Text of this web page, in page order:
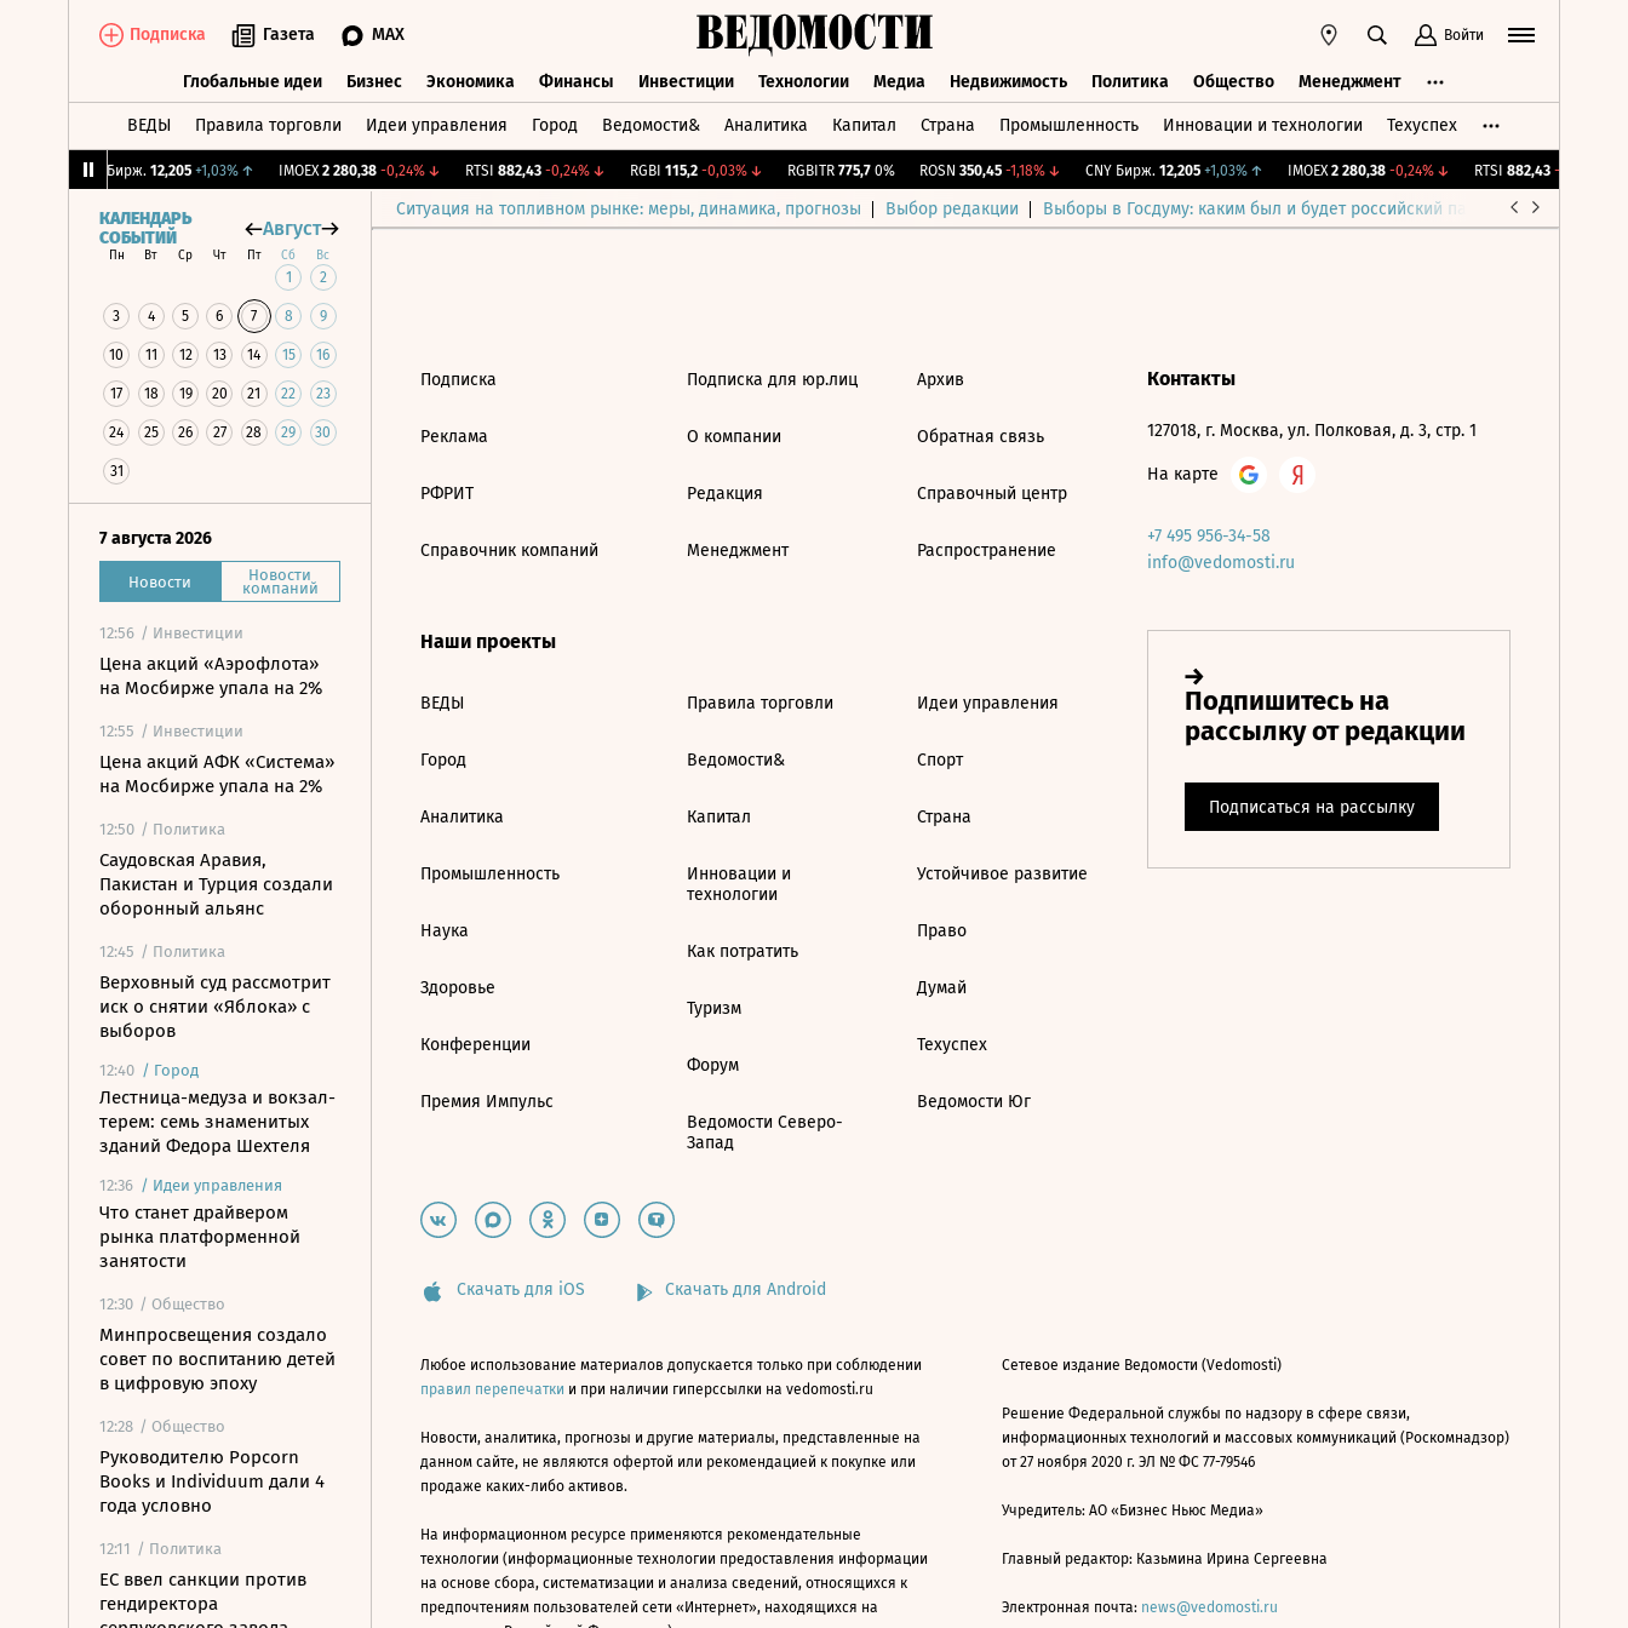
Подписка Газета MAX Войти
Глобальные идеи Бизнес Экономика Финансы Инвестиции Технологии Медиа Недвижимость Политика Общество Менеджмент
ВЕДЫ Правила торговли Идеи управления Город Ведомости& Аналитика Капитал Страна Промышленность Инновации и технологии Техуспех
CNY Бирж. 12,205 +1,03%↑ IMOEX 2 280,38 -0,24%↓ RTSI 882,43 -0,24%↓ RGBI 115,2 -0,03%↓ RGBITR 775,7 0% ROSN 350,45 -1,18%↓ CNY Бирж. 12,205 +1,03%↑ IMOEX 2 280,38 -0,24%↓ RTSI 882,43 -0,24%
Ситуация на топливном рынке: меры, динамика, прогнозы Выбор редакции Выборы в Госдуму: каким был и будет российский парламент
КАЛЕНДАРЬ
СОБЫТИЙ
Август
Пн Вт Ср Чт Пт Сб Вс
1 2
3 4 5 6 7 8 9
10 11 12 13 14 15 16
17 18 19 20 21 22 23
24 25 26 27 28 29 30
31
7 августа 2026
Новости Новости
компаний
12:56 / Инвестиции
Цена акций «Аэрофлота»
на Мосбирже упала на 2%
12:55 / Инвестиции
Цена акций АФК «Система»
на Мосбирже упала на 2%
12:50 / Политика
Саудовская Аравия,
Пакистан и Турция создали
оборонный альянс
12:45 / Политика
Верховный суд рассмотрит
иск о снятии «Яблока» с
выборов
12:40 / Город
Лестница-медуза и вокзал-
терем: семь знаменитых
зданий Федора Шехтеля
12:36 / Идеи управления
Что станет драйвером
рынка платформенной
занятости
12:30 / Общество
Минпросвещения создало
совет по воспитанию детей
в цифровую эпоху
12:28 / Общество
Руководителю Popcorn
Books и Individuum дали 4
года условно
12:11 / Политика
ЕС ввел санкции против
гендиректора
Подписка
Реклама
РФРИТ
Справочник компаний
Подписка для юр.лиц
О компании
Редакция
Менеджмент
Архив
Обратная связь
Справочный центр
Распространение
Наши проекты
ВЕДЫ
Город
Аналитика
Промышленность
Наука
Здоровье
Конференции
Премия Импульс
Правила торговли
Ведомости&
Капитал
Инновации и
технологии
Как потратить
Туризм
Форум
Ведомости Северо-
Запад
Идеи управления
Спорт
Страна
Устойчивое развитие
Право
Думай
Техуспех
Ведомости Юг
Контакты
127018, г. Москва, ул. Полковая, д. 3, стр. 1
На карте
+7 495 956-34-58
info@vedomosti.ru
Скачать для iOS Скачать для Android
Любое использование материалов допускается только при соблюдении
правил перепечатки и при наличии гиперссылки на vedomosti.ru
Новости, аналитика, прогнозы и другие материалы, представленные на
данном сайте, не являются офертой или рекомендацией к покупке или
продаже каких-либо активов.
На информационном ресурсе применяются рекомендательные
технологии (информационные технологии предоставления информации
на основе сбора, систематизации и анализа сведений, относящихся к
предпочтениям пользователей сети «Интернет», находящихся на
Сетевое издание Ведомости (Vedomosti)
Решение Федеральной службы по надзору в сфере связи,
информационных технологий и массовых коммуникаций (Роскомнадзор)
от 27 ноября 2020 г. ЭЛ № ФС 77-79546
Учредитель: АО «Бизнес Ньюс Медиа»
Главный редактор: Казьмина Ирина Сергеевна
Электронная почта: news@vedomosti.ru